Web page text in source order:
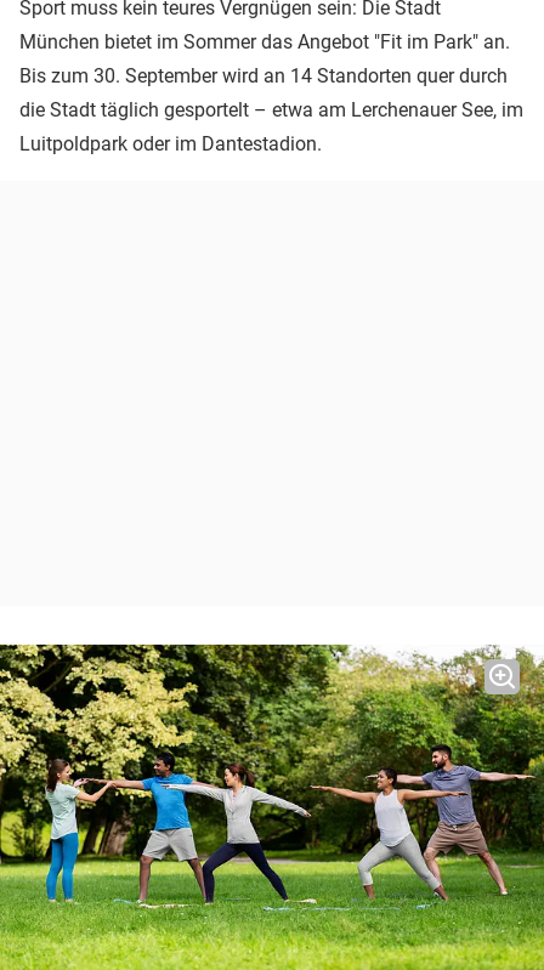
Sport muss kein teures Vergnügen sein: Die Stadt
München bietet im Sommer das Angebot "Fit im Park" an.
Bis zum 30. September wird an 14 Standorten quer durch
die Stadt täglich gesportelt – etwa am Lerchenauer See, im
Luitpoldpark oder im Dantestadion.